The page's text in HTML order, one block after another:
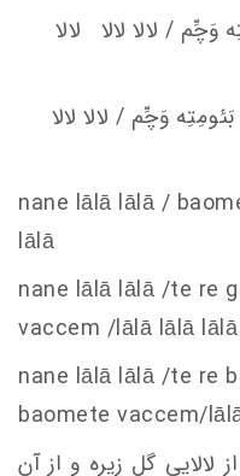
وَچِّم / لالا لالا لالا
وَچِّم / لالا لالا
nane lālā lālā /
lālā
nane lālā lālā /te re g
vaccem /lālā lālā
nane lālā lālā /te re
baomete vaccem/
لالایی گل زیره و از آن